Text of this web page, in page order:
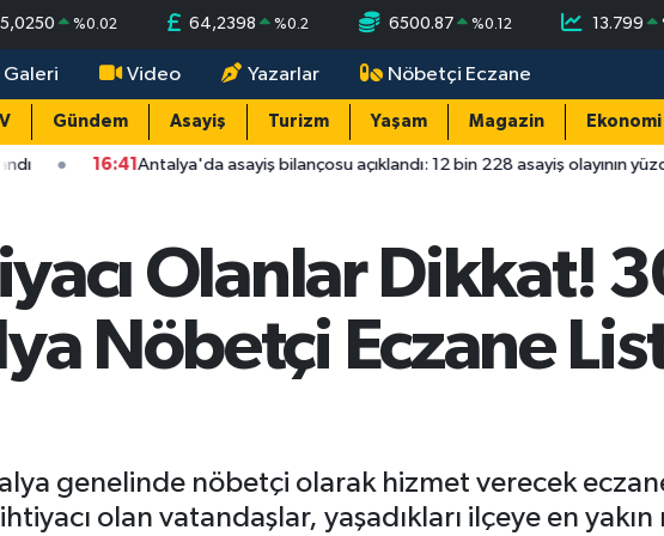
%0.02 64,2398 %0.2 6500.87 %0.12 13.799
Galeri Video Yazarlar Nöbetçi Eczane
Gündem Asayiş Turizm Yaşam Magazin Ekonomi
Antalya'da asayiş bilançosu açıklandı: 12 bin 228 asayiş olayının yüzde 99,9'u
Olanlar Dikkat!
Nöbetçi Eczane
genelinde nöbetçi olarak hizmet verecek
olan vatandaşlar, yaşadıkları ilçeye en